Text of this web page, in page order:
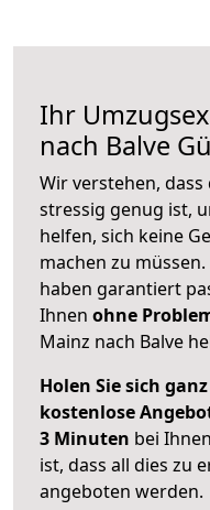
Ihr
nach Balve
Wir verstehen,
stressig genug ist,
helfen, sich keine
machen zu
haben garantiert
Ihnen ohne
Mainz nach Balve
Holen Sie sich
kostenlose
3 Minuten bei
ist, dass all dies zu
angeboten werden.